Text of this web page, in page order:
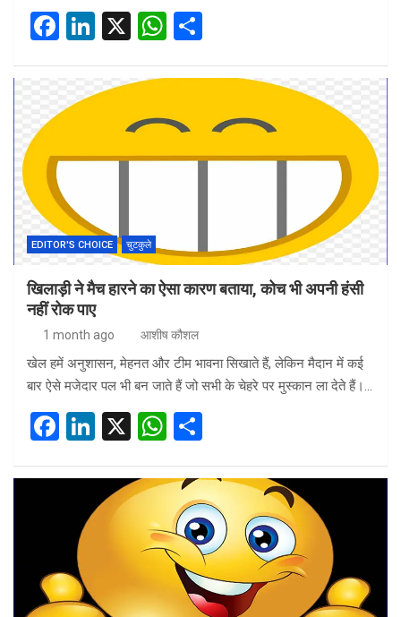
F
b
o
k
Li
ke
X
W
at
s
A
p
ar
EDITOR'S CHOICE चुटकुले
खिलाड़ी ने मैच हारने का ऐसा कारण बताया, कोच भी अपनी हंसी
नहीं रोक पाए
1 month ago आशीष कौशल
खेल हमें अनुशासन, मेहनत और टीम भावना सिखाते हैं, लेकिन मैदान में कई
बार ऐसे मजेदार पल भी बन जाते हैं जो सभी के चेहरे पर मुस्कान ला देते हैं।…
F
ce
o
k
Li
ke
dI
X
W
at
s
A
p
p
ar
e